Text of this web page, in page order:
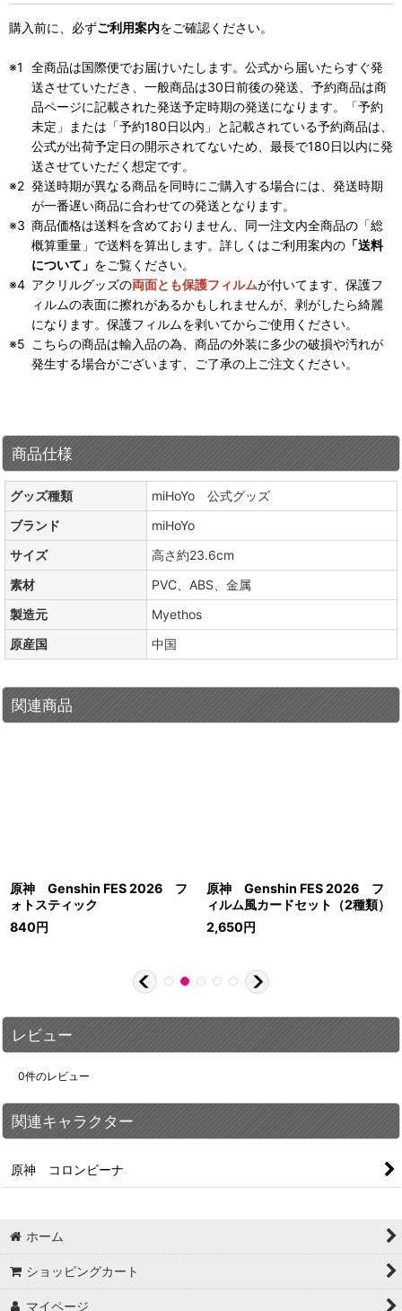
購入前に、必ずご利用案内をご確認ください。
全商品は国際便でお届けいたします。公式から届いたらすぐ発
送させていただき、一般商品は30日前後の発送、予約商品は商
品ページに記載された発送予定時期の発送になります。「予約
未定」または「予約180日以内」と記載されている予約商品は、
公式が出荷予定日の開示されてないため、最長で180日以内に発
送させていただく想定です。
発送時期が異なる商品を同時にご購入する場合には、発送時期
が一番遅い商品に合わせての発送となります。
商品価格は送料を含めておりません、同一注文内全商品の「総
概算重量」で送料を算出します。詳しくはご利用案内の 「送料
について」 をご覧ください。
アクリルグッズの両面とも保護フィルムが付いてます、保護フ
ィルムの表面に擦れがあるかもしれませんが、剥がしたら綺麗
になります。保護フィルムを剥いてからご使用ください。
こちらの商品は輸入品の為、商品の外装に多少の破損や汚れが
発生する場合がございます、ご了承の上ご注文ください。
商品仕様
グッズ種類
miHoYo 公式グッズ
ブランド
miHoYo
サイズ
高さ約23.6cm
素材
PVC、ABS、金属
製造元
Myethos
原産国
中国
関連商品
原神 Genshin FES 2026 フ
ォトスティック
840 円
原神 Genshin FES 2026 フ
ィルム風カードセット（2種類）
2,650 円
レビュー
0件のレビュー
関連キャラクター
原神 コロンビーナ
ホーム
ショッピングカート
マイページ